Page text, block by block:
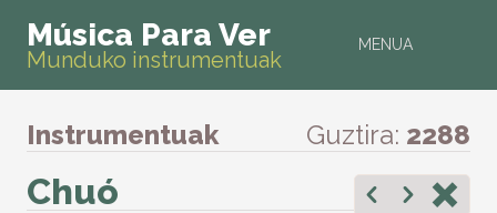
MENUA
Música Para Ver
Munduko instrumentuak
Instrumentuak Guztira: 2288
Chuó